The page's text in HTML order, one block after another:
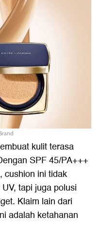
kulit terasa
SPF 45/PA+++
cushion ini tidak
tapi juga polusi
Klaim lain dari
adalah ketahanan